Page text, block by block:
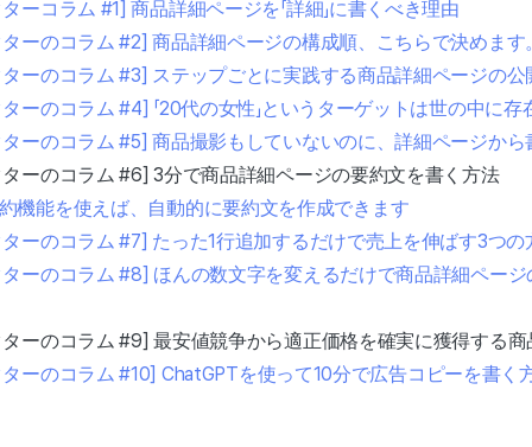
ーコラム #1] 商品詳細ページを「詳細」に書くべき理由
ーのコラム #2] 商品詳細ページの構成順、こちらで決めます
ーのコラム #3] ステップごとに実践する商品詳細ページの公
ーのコラム #4] 「20代の女性」というターゲットは世の中に存
ーのコラム #5] 商品撮影もしていないのに、詳細ページから
ーのコラム #6] 3分で商品詳細ページの要約文を書く方法
機能を使えば、自動的に要約文を作成できます
ーのコラム #7] たった1行追加するだけで売上を伸ばす3つの
ーのコラム #8] ほんの数文字を変えるだけで商品詳細ペー
ーのコラム #9] 最安値競争から適正価格を確実に獲得する
ーのコラム #10] ChatGPTを使って10分で広告コピーを書く